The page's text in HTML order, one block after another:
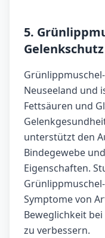
5.
Gelenkschutz
Neuseeland und
Fettsäuren und
unterstützt den
Bindegewebe
Eigenschaften.
Symptome von
Beweglichkeit
zu verbessern.